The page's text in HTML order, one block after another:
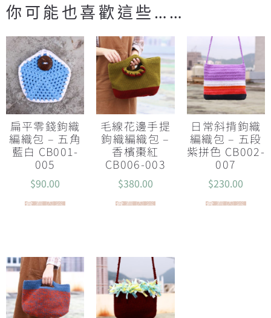
你可能也喜歡這些……
扁平零錢鉤織
編織包 – 五角
藍白 CB001-
005
$90.00
查看內容
毛線花邊手提
鉤織編織包 –
香檳棗紅
CB006-003
$380.00
查看內容
日常斜揹鉤織
編織包 – 五段
紫拼色 CB002-
007
$230.00
查看內容